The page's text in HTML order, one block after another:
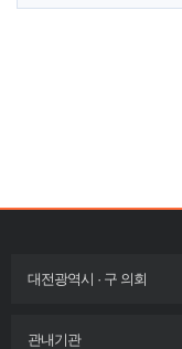
대전광역시 · 구 의회
관내기관